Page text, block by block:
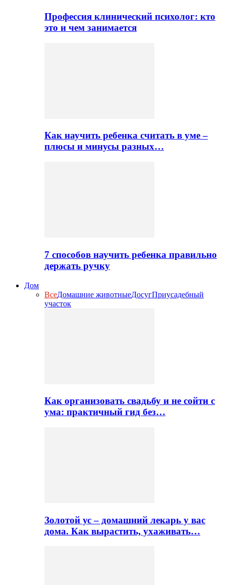
Профессия клинический психолог: кто
это и чем занимается
Как научить ребенка считать в уме –
плюсы и минусы разных…
7 способов научить ребенка правильно
держать ручку
Дом
ВсеДомашние животныеДосугПриусадебный
участок
Как организовать свадьбу и не сойти с
ума: практичный гид без…
Золотой ус – домашний лекарь у вас
дома. Как вырастить, ухаживать…